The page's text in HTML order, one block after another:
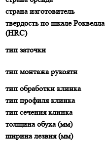
страна изготовитель
твердость по шкале Роквелла
(HRC)
тип заточки
тип монтажа рукояти
тип обработки клинка
тип профиля клинка
тип сечения клинка
толщина обуха (мм)
ширина лезвия (мм)